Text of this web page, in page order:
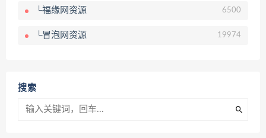
└福缘网资源 6500
└冒泡网资源 19974
搜索